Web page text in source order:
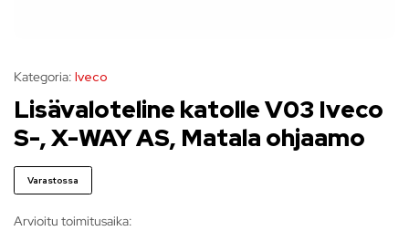
Kategoria: Iveco
Lisävaloteline katolle V03 Iveco
S-, X-WAY AS, Matala ohjaamo
Varastossa
Arvioitu toimitusaika: